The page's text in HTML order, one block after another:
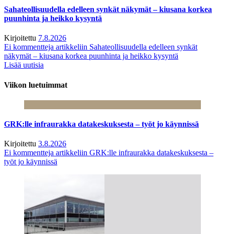
Sahateollisuudella edelleen synkät näkymät – kiusana korkea
puunhinta ja heikko kysyntä
Kirjoitettu 7.8.2026
Ei kommentteja artikkeliin Sahateollisuudella edelleen synkät
näkymät – kiusana korkea puunhinta ja heikko kysyntä
Lisää uutisia
Viikon luetuimmat
GRK:lle infraurakka datakeskuksesta – työt jo käynnissä
Kirjoitettu 3.8.2026
Ei kommentteja artikkeliin GRK:lle infraurakka datakeskuksesta –
työt jo käynnissä